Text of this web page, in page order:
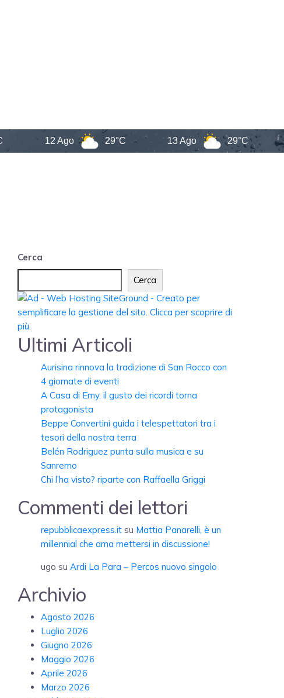
12 Ago 29°C 13 Ago 29°C
Cerca
Cerca
Ultimi Articoli
Aurisina rinnova la tradizione di San Rocco con
4 giornate di eventi
A Casa di Emy, il gusto dei ricordi torna
protagonista
Beppe Convertini guida i telespettatori tra i
tesori della nostra terra
Belén Rodriguez punta sulla musica e su
Sanremo
Chi l’ha visto? riparte con Raffaella Griggi
Commenti dei lettori
repubblicaexpress.it su Mattia Panarelli, è un
millennial che ama mettersi in discussione!
ugo su Ardi La Para – Percos nuovo singolo
Archivio
Agosto 2026
Luglio 2026
Giugno 2026
Maggio 2026
Aprile 2026
Marzo 2026